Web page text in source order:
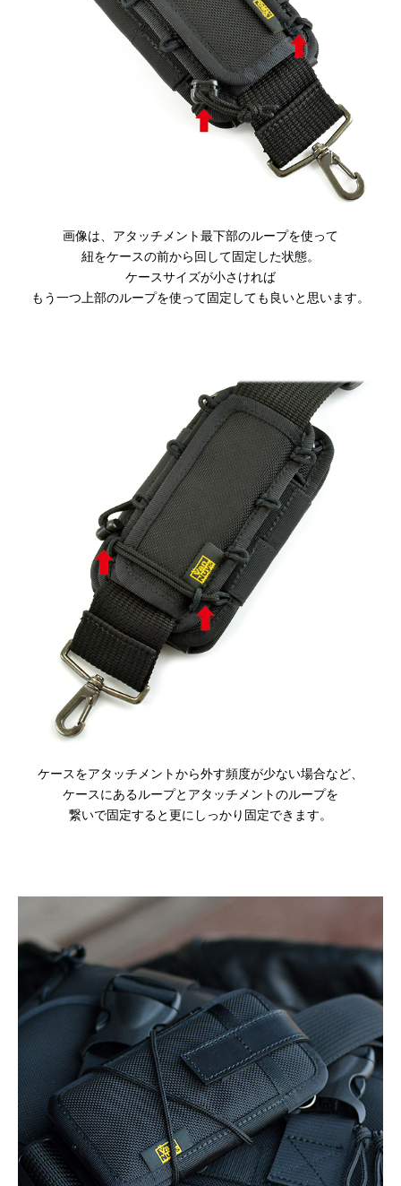
画像は、アタッチメント最下部のループを使って
紐をケースの前から回して固定した状態。
ケースサイズが小さければ
もう一つ上部のループを使って固定しても良いと思います。
ケースをアタッチメントから外す頻度が少ない場合など、
ケースにあるループとアタッチメントのループを
繋いで固定すると更にしっかり固定できます。